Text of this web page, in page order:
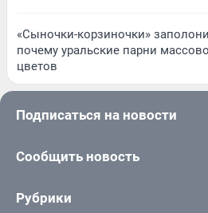
«Сыночки-корзиночки»
почему уральские парни
цветов
Подписаться на новости
Сообщить новость
Рубрики